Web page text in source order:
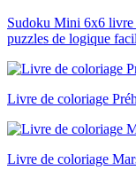
Sudoku Mini 6x6 livre
puzzles de logique
Livre de coloriage
Livre de coloriage